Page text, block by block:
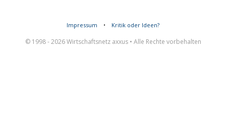
Impressum • Kritik oder Ideen?
© 1998 - 2026 Wirtschaftsnetz axxus • Alle Rechte vorbehalten